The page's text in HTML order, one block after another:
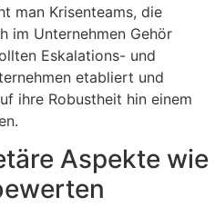
man Krisenteams, die
im Unternehmen Gehör
Eskalations- und
etabliert und
ihre Robustheit hin einem
Aspekte wie